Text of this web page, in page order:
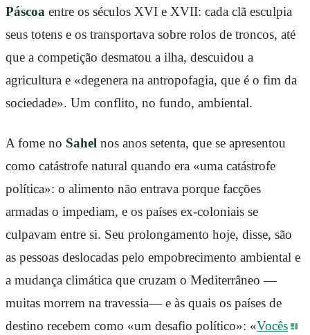
Páscoa entre os séculos XVI e XVII: cada clã esculpia
seus totens e os transportava sobre rolos de troncos, até
que a competição desmatou a ilha, descuidou a
agricultura e «degenera na antropofagia, que é o fim da
sociedade». Um conflito, no fundo, ambiental.
A fome no Sahel nos anos setenta, que se apresentou
como catástrofe natural quando era «uma catástrofe
política»: o alimento não entrava porque facções
armadas o impediam, e os países ex-coloniais se
culpavam entre si. Seu prolongamento hoje, disse, são
as pessoas deslocadas pelo empobrecimento ambiental e
a mudança climática que cruzam o Mediterrâneo —
muitas morrem na travessia— e às quais os países de
destino recebem como «um desafio político»: «Vocês